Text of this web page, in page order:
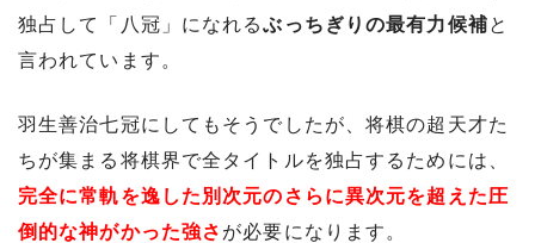
独占して「八冠」になれるぶっちぎりの最有力候補と
言われています。
羽生善治七冠にしてもそうでしたが、将棋の超天才た
ちが集まる将棋界で全タイトルを独占するためには、
完全に常軌を逸した別次元のさらに異次元を超えた圧
倒的な神がかった強さ が必要になります。